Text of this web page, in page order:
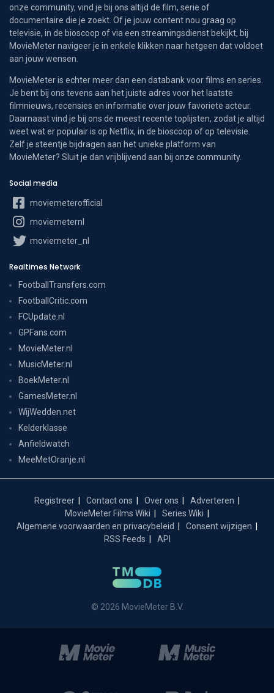
onze community, vind je bij ons altijd de film, serie of
documentaire die je zoekt. Of je jouw content nou graag op
televisie, in de bioscoop of via een streamingsdienst bekijkt, bij
MovieMeter navigeer je in enkele klikken naar hetgeen dat voldoet
aan jouw wensen.
MovieMeter is echter meer dan een databank voor films en series.
Je bent bij ons tevens aan het juiste adres voor het laatste
filmnieuws, recensies en informatie over jouw favoriete acteur.
Daarnaast vind je bij ons de meest recente toplijsten, zodat je altijd
weet wat er populair is op Netflix, in de bioscoop of op televisie.
Zelf je steentje bijdragen aan het unieke platform van
MovieMeter? Sluit je dan vrijblijvend aan bij onze community.
Social media
moviemeterofficial
moviemeternl
moviemeter_nl
Realtimes Network
FootballTransfers.com
FootballCritic.com
FCUpdate.nl
GPFans.com
MovieMeter.nl
MusicMeter.nl
BoekMeter.nl
GamesMeter.nl
WijWedden.net
Kelderklasse
Anfieldwatch
MeeMetOranje.nl
Registreer Contact ons Over ons
Adverteren
MovieMeter Films Wiki
Series Wiki
Algemene voorwaarden en privacybeleid
Consent wijzigen
RSS Feeds
API
© 2026 MovieMeter B.V.